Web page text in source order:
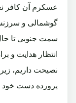
عسکرم آن کافر
گوشمالی و
سمت جنوبی تا حال
انتظار هدایت و
نصیحت داریم،
پرورده دست خود